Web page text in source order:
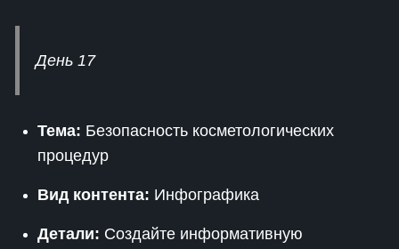
День 17
Тема: Безопасность косметологических
процедур
Вид контента: Инфографика
Детали: Создайте информативную